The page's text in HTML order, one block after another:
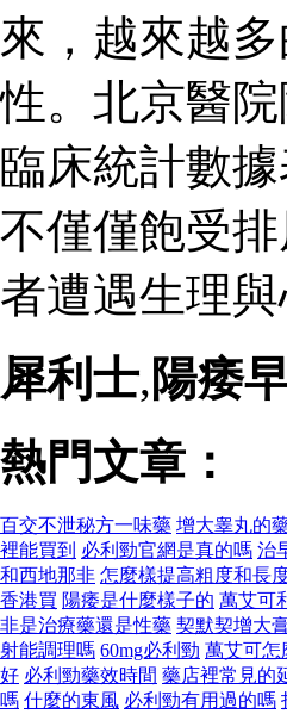
來，越來越
性。北京醫
臨床統計數
不僅僅飽受
者遭遇生理
犀利士, 陽痿
熱門文章：
百交不泄秘方一味藥 增大睾丸的
裡能買到 必利勁官網是真的嗎 治
和西地那非 怎麼樣提高粗度和長
香港買 陽痿是什麼樣子的 萬艾可
非是治療藥還是性藥 契默契增大
射能調理嗎 60mg必利勁 萬艾可怎
好 必利勁藥效時間 藥店裡常見的
嗎 什麼的東風 必利勁有用過的嗎